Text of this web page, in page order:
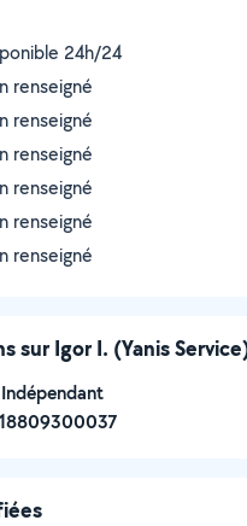
24h/24
renseigné
renseigné
renseigné
renseigné
renseigné
renseigné
sur Igor I. (Yanis